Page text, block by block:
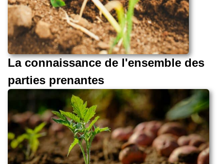
La connaissance de l'ensemble des
parties prenantes